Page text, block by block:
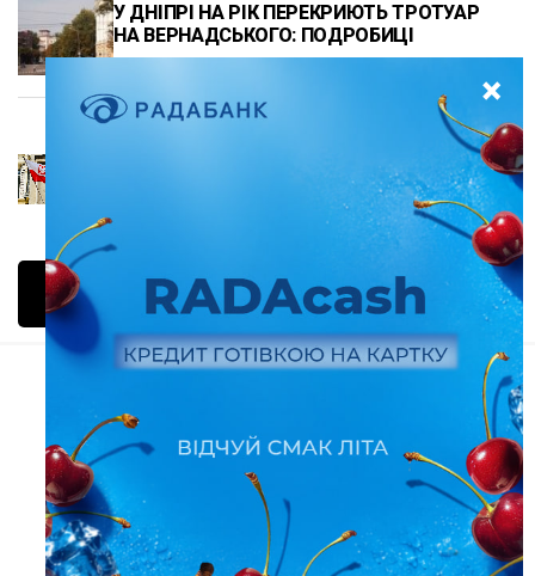
У ДНІПРІ НА РІК ПЕРЕКРИЮТЬ ТРОТУАР
НА ВЕРНАДСЬКОГО: ПОДРОБИЦІ
НАЦІОНАЛЬНИЙ БАНК ПОЛЬЩІ: ЧОМУ
ЦІНИ ЗРОСТАЮТЬ ПОВІЛЬНІШЕ, АЛЕ
КРЕДИТИ НЕ СТАЮТЬ ДЕШЕВШИМИ
БІЛЬШЕ ДОПИСІВ